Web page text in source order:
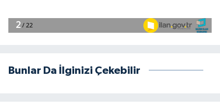
Bunlar Da İlginizi Çekebilir